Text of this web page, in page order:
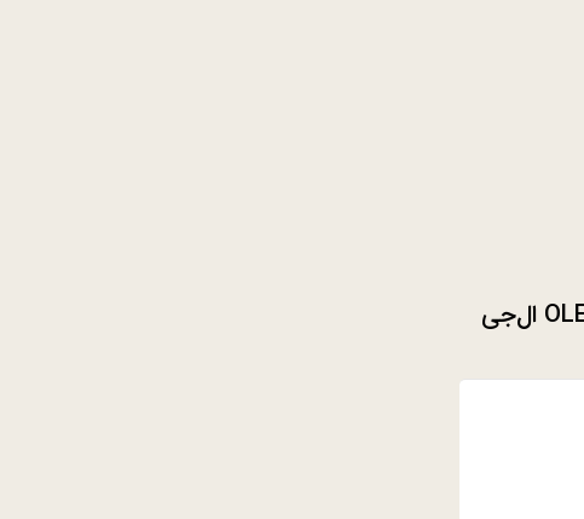
جدیدترین تلویزیون OLED ال‌جی